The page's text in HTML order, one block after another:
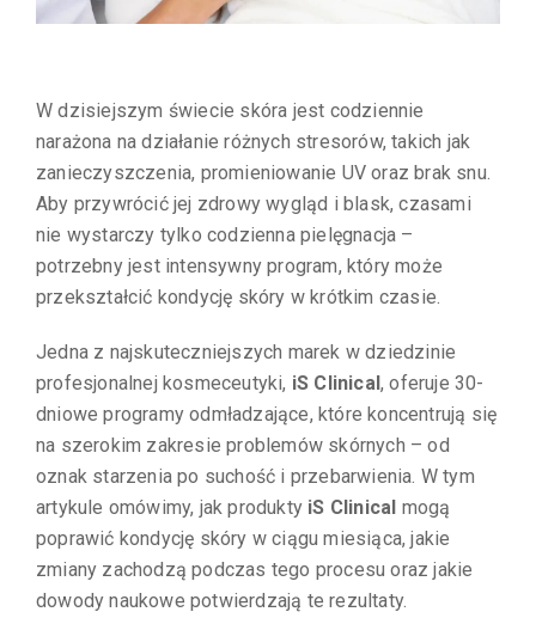
W dzisiejszym świecie skóra jest codziennie
narażona na działanie różnych stresorów, takich jak
zanieczyszczenia, promieniowanie UV oraz brak snu.
Aby przywrócić jej zdrowy wygląd i blask, czasami
nie wystarczy tylko codzienna pielęgnacja –
potrzebny jest intensywny program, który może
przekształcić kondycję skóry w krótkim czasie.
Jedna z najskuteczniejszych marek w dziedzinie
profesjonalnej kosmeceutyki, iS Clinical, oferuje 30-
dniowe programy odmładzające, które koncentrują się
na szerokim zakresie problemów skórnych – od
oznak starzenia po suchość i przebarwienia. W tym
artykule omówimy, jak produkty iS Clinical mogą
poprawić kondycję skóry w ciągu miesiąca, jakie
zmiany zachodzą podczas tego procesu oraz jakie
dowody naukowe potwierdzają te rezultaty.